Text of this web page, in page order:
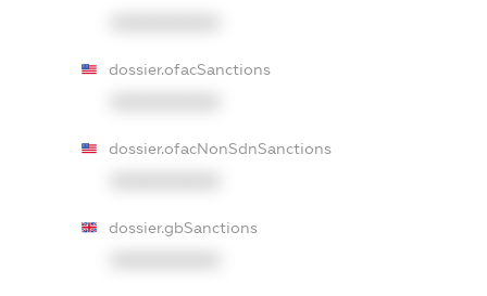
dossier.ofacSanctions
dossier.ofacNonSdnSanctions
dossier.gbSanctions